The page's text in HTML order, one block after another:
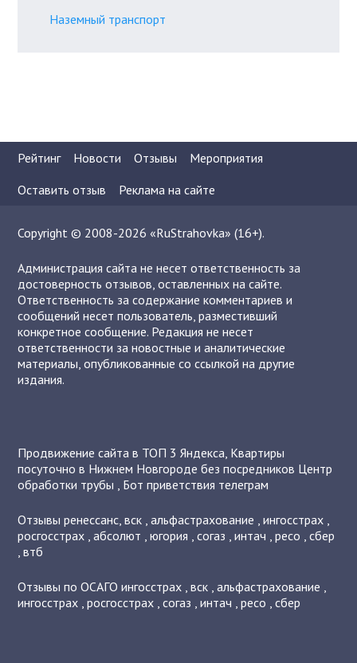
Наземный транспорт
Рейтинг Новости Отзывы
Мероприятия
Оставить отзыв
Реклама на сайте
Copyright © 2008-2026 «RuStrahovka» (16+).
Администрация сайта не несет ответственность за
достоверность отзывов, оставленных на сайте.
Ответственность за содержание комментариев и
сообщений несет пользователь, разместивший
конкретное сообщение. Редакция не несет
ответственности за новостные и аналитические
материалы, опубликованные со ссылкой на другие
издания.
Продвижение сайта в ТОП 3 Яндекса, Квартиры
посуточно в Нижнем Новгороде без посредников Центр
обработки трубы , Бот приветствия телеграм
Отзывыренессанс,вск ,альфастрахование ,ингосстрах ,
росгосстрах ,абсолют ,югория ,согаз ,интач ,ресо ,сбер
,втб
Отзывы по ОСАГОингосстрах ,вск ,альфастрахование ,
ингосстрах ,росгосстрах ,согаз ,интач ,ресо ,сбер